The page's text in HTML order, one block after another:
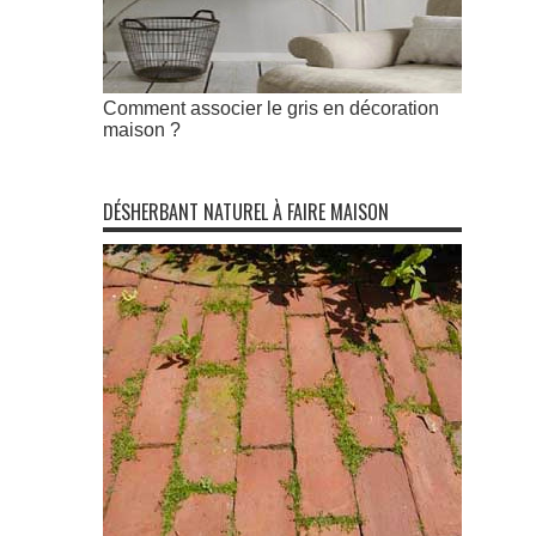
Comment associer le gris en décoration
maison ?
DÉSHERBANT NATUREL À FAIRE MAISON